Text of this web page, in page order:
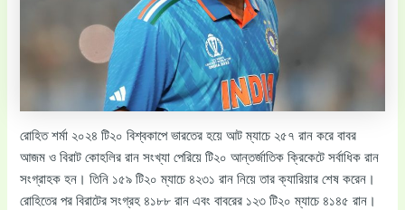
রোহিত শর্মা ২০২৪ টি২০ বিশ্বকাপে ভারতের হয়ে আট ম্যাচে ২৫৭ রান করে বাবর
আজম ও বিরাট কোহলির রান সংখ্যা পেরিয়ে টি২০ আন্তর্জাতিক ক্রিকেটে সর্বাধিক রান
সংগ্রাহক হন। তিনি ১৫৯ টি২০ ম্যাচে ৪২৩১ রান নিয়ে তার ক্যারিয়ার শেষ করেন।
রোহিতের পর বিরাটের সংগ্রহ ৪১৮৮ রান এবং বাবরের ১২৩ টি২০ ম্যাচে ৪১৪৫ রান।